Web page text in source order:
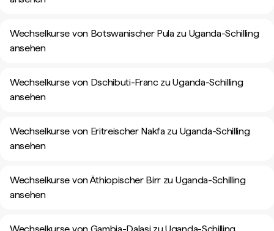
Wechselkurse von Botswanischer Pula zu Uganda-Schilling
ansehen
Wechselkurse von Dschibuti-Franc zu Uganda-Schilling
ansehen
Wechselkurse von Eritreischer Nakfa zu Uganda-Schilling
ansehen
Wechselkurse von Äthiopischer Birr zu Uganda-Schilling
ansehen